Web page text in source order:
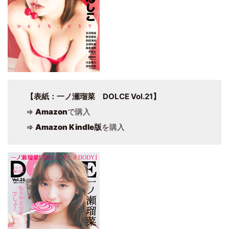
【表紙：一ノ瀬瑠菜 DOLCE Vol.21】
⇒ Amazonで購入
⇒ Amazon Kindle版を購入